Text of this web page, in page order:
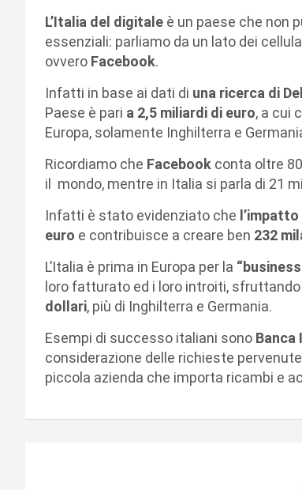
L’Italia del digitale è un paese che non
essenziali: parliamo da un lato dei
ovvero Facebook.
Infatti in base ai dati di una ricerca di
Paese è pari a 2,5 miliardi di euro, a cui
Europa, solamente Inghilterra e
Ricordiamo che Facebook conta oltre
il mondo, mentre in Italia si parla di 21
Infatti è stato evidenziato che
euro e contribuisce a creare ben 232
L’Italia è prima in Europa per la
loro fatturato ed i loro introiti,
dollari, più di Inghilterra e Germania.
Esempi di successo italiani sono Banca
considerazione delle richieste
piccola azienda che importa ricambi e